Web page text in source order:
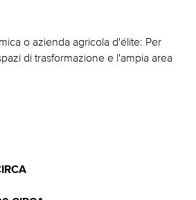
o azienda agricola d'élite: Per
di trasformazione e l'ampia area